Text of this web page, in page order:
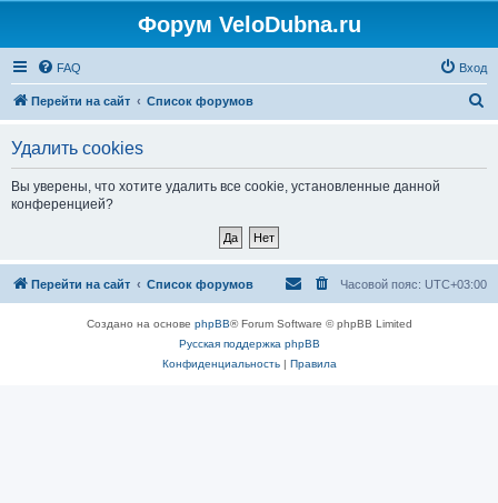
Форум VeloDubna.ru
FAQ Вход
Перейти на сайт Список форумов
Удалить cookies
Вы уверены, что хотите удалить все cookie, установленные данной
конференцией?
Перейти на сайт Список форумов Часовой пояс: UTC+03:00
Создано на основе phpBB® Forum Software © phpBB Limited
Русская поддержка phpBB
Конфиденциальность| Правила